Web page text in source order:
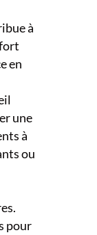
à
en
une
à
ou
pour